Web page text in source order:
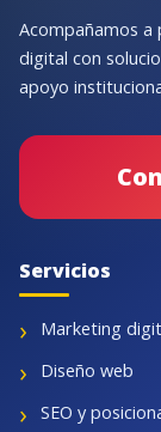
Acompañamos a
digital con
apoyo
Servicios
Marketing
Diseño web
SEO y